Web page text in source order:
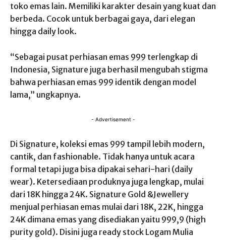
toko emas lain. Memiliki karakter desain yang kuat dan
berbeda. Cocok untuk berbagai gaya, dari elegan
hingga daily look.
“Sebagai pusat perhiasan emas 999 terlengkap di
Indonesia, Signature juga berhasil mengubah stigma
bahwa perhiasan emas 999 identik dengan model
lama,” ungkapnya.
- Advertisement -
Di Signature, koleksi emas 999 tampil lebih modern,
cantik, dan fashionable. Tidak hanya untuk acara
formal tetapi juga bisa dipakai sehari-hari (daily
wear). Ketersediaan produknya juga lengkap, mulai
dari 18K hingga 24K. Signature Gold &Jewellery
menjual perhiasan emas mulai dari 18K, 22K, hingga
24K dimana emas yang disediakan yaitu 999,9 (high
purity gold). Disini juga ready stock Logam Mulia